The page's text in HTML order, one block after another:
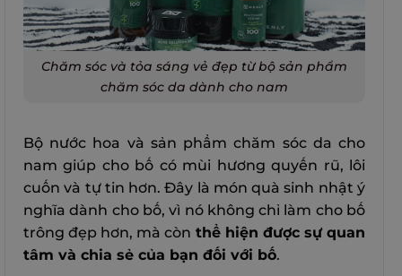
Chăm sóc và tỏa sáng vẻ đẹp từ bộ sản phẩm
chăm sóc da dành cho nam
Bộ nước hoa và sản phẩm chăm sóc da cho
nam giúp cho bố có mùi hương quyến rũ, lôi
cuốn và tự tin hơn. Đây là món quà sinh nhật ý
nghĩa dành cho bố, vì nó không chỉ làm cho bố
trông đẹp hơn, mà còn thể hiện được sự quan
tâm và chia sẻ của bạn đối với bố.